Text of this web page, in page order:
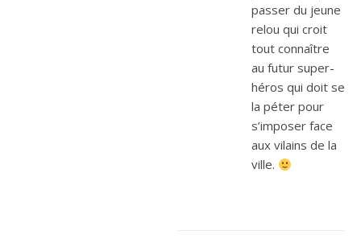
passer du jeune
relou qui croit
tout connaître
au futur super-
héros qui doit se
la péter pour
s’imposer face
aux vilains de la
ville.